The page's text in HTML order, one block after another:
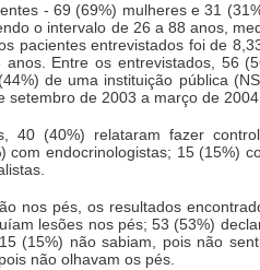
- 69 (69%) mulheres e 31
o intervalo de 26 a 88 anos,
pacientes entrevistados foi de
Entre os entrevistados, 56
de uma instituição pública
setembro de 2003 a março de
40 (40%) relataram fazer
com endocrinologistas; 15 (15%)
nos pés, os resultados
lesões nos pés; 53 (53%)
(15%) não sabiam, pois não
não olhavam os pés.